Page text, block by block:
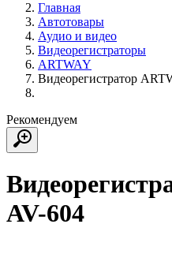
Главная
Автотовары
Аудио и видео
Видеорегистраторы
ARTWAY
Видеорегистратор
Рекомендуем
AV-604